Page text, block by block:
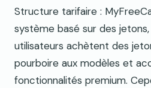
Structure tarifaire :
système basé sur des
utilisateurs achètent des
pourboire aux modèles et
fonctionnalités premium.